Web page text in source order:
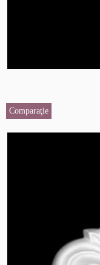
Comparaţie